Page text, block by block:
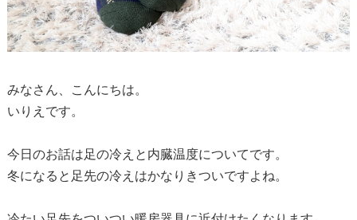
みなさん、こんにちは。
いりえです。
今日のお話は足の冷えと内臓温度についてです。
冬になると足先の冷えはかなりきついですよね。